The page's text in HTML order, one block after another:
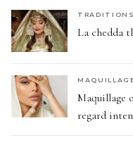
TRADITIONS
La chedda
Maquillage
regard